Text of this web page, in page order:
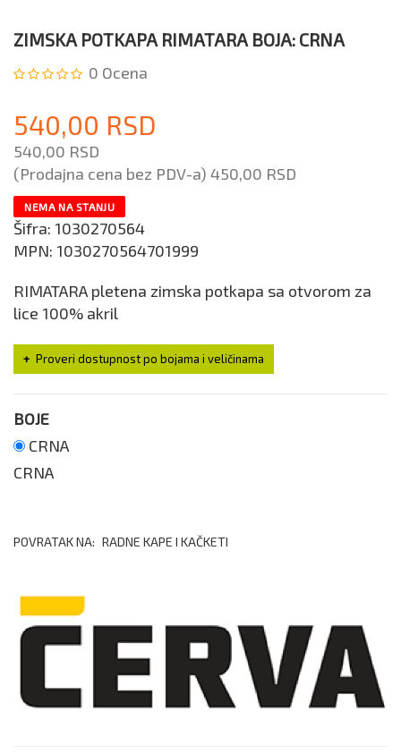
ZIMSKA POTKAPA RIMATARA BOJA: CRNA
0 Ocena
540,00 RSD
540,00 RSD
(Prodajna cena bez PDV-a) 450,00 RSD
NEMA NA STANJU
Šifra: 1030270564
MPN: 1030270564701999
RIMATARA pletena zimska potkapa sa otvorom za
lice 100% akril
Proveri dostupnost po bojama i veličinama
BOJE
CRNA
CRNA
POVRATAK NA: RADNE KAPE I KAČKETI